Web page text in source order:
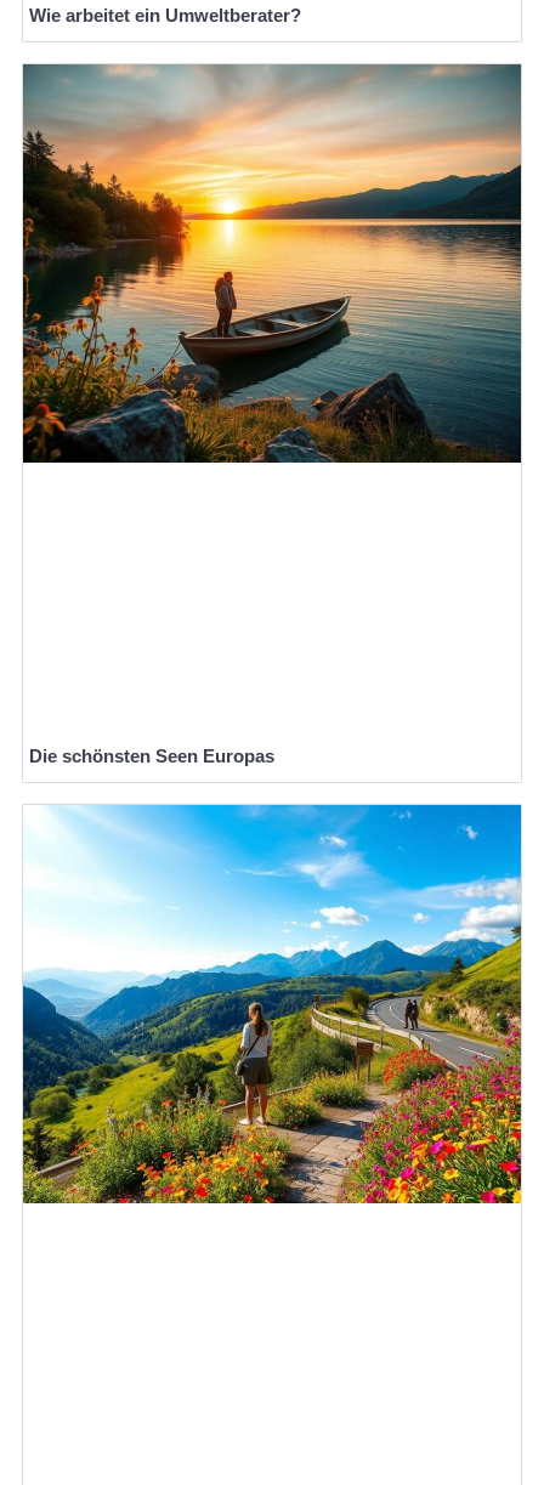
Wie arbeitet ein Umweltberater?
Die schönsten Seen Europas